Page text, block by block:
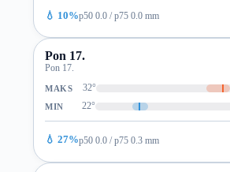
💧 10%p50 0.0 / p75 0.0 mm
Pon 17.
Pon 17.
MAKS 32°
MIN 22°
💧 27%p50 0.0 / p75 0.3 mm